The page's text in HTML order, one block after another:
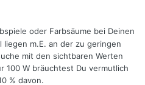
oder Farbsäume bei Deinen
liegen m.E. an der zu geringen
mit den sichtbaren Werten
100 W bräuchtest Du vermutlich
% davon.